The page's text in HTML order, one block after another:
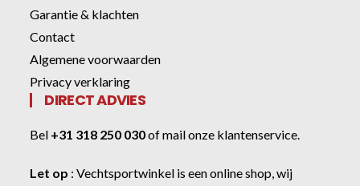
Garantie & klachten
Contact
Algemene voorwaarden
Privacy verklaring
DIRECT ADVIES
Bel +31 318 250 030ofmail onze klantenservice.
Let op :Vechtsportwinkel is een online shop, wij